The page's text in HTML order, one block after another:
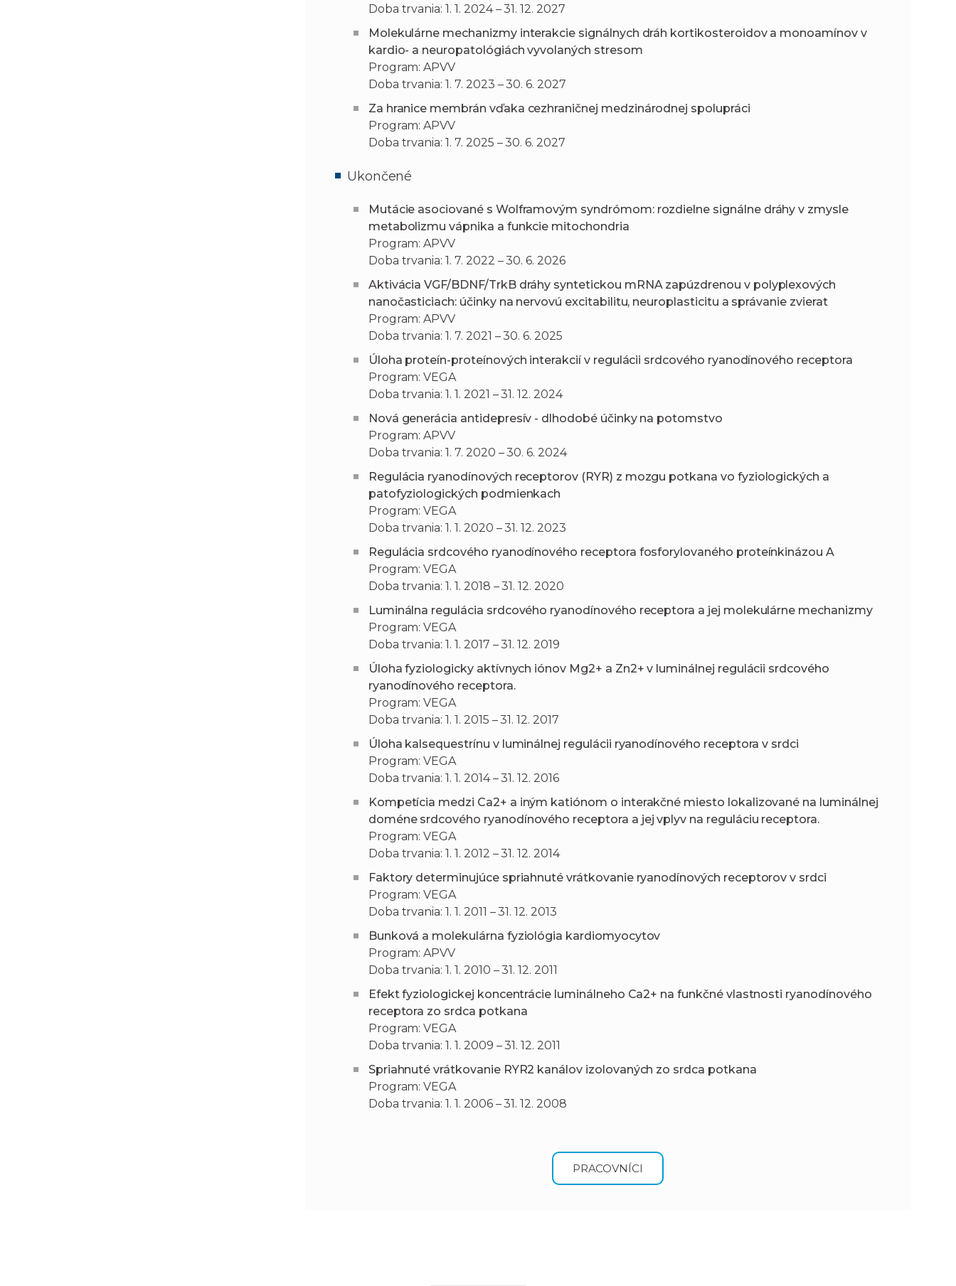
Doba trvania: 1. 1. 2024 – 31. 12. 2027
Molekulárne mechanizmy interakcie signálnych dráh kortikosteroidov a monoamínov v
kardio- a neuropatológiách vyvolaných stresom
Program: APVV
Doba trvania: 1. 7. 2023 – 30. 6. 2027
Za hranice membrán vďaka cezhraničnej medzinárodnej spolupráci
Program: APVV
Doba trvania: 1. 7. 2025 – 30. 6. 2027
Ukončené
Mutácie asociované s Wolframovým syndrómom: rozdielne signálne dráhy v zmysle
metabolizmu vápnika a funkcie mitochondria
Program: APVV
Doba trvania: 1. 7. 2022 – 30. 6. 2026
Aktivácia VGF/BDNF/TrkB dráhy syntetickou mRNA zapúzdrenou v polyplexových
nanočasticiach: účinky na nervovú excitabilitu, neuroplasticitu a správanie zvierat
Program: APVV
Doba trvania: 1. 7. 2021 – 30. 6. 2025
Úloha proteín-proteínových interakcií v regulácii srdcového ryanodínového receptora
Program: VEGA
Doba trvania: 1. 1. 2021 – 31. 12. 2024
Nová generácia antidepresív - dlhodobé účinky na potomstvo
Program: APVV
Doba trvania: 1. 7. 2020 – 30. 6. 2024
Regulácia ryanodínových receptorov (RYR) z mozgu potkana vo fyziologických a
patofyziologických podmienkach
Program: VEGA
Doba trvania: 1. 1. 2020 – 31. 12. 2023
Regulácia srdcového ryanodínového receptora fosforylovaného proteínkinázou A
Program: VEGA
Doba trvania: 1. 1. 2018 – 31. 12. 2020
Luminálna regulácia srdcového ryanodínového receptora a jej molekulárne mechanizmy
Program: VEGA
Doba trvania: 1. 1. 2017 – 31. 12. 2019
Úloha fyziologicky aktívnych iónov Mg2+ a Zn2+ v luminálnej regulácii srdcového
ryanodínového receptora.
Program: VEGA
Doba trvania: 1. 1. 2015 – 31. 12. 2017
Úloha kalsequestrínu v luminálnej regulácii ryanodínového receptora v srdci
Program: VEGA
Doba trvania: 1. 1. 2014 – 31. 12. 2016
Kompetícia medzi Ca2+ a iným katiónom o interakčné miesto lokalizované na luminálnej
doméne srdcového ryanodínového receptora a jej vplyv na reguláciu receptora.
Program: VEGA
Doba trvania: 1. 1. 2012 – 31. 12. 2014
Faktory determinujúce spriahnuté vrátkovanie ryanodínových receptorov v srdci
Program: VEGA
Doba trvania: 1. 1. 2011 – 31. 12. 2013
Bunková a molekulárna fyziológia kardiomyocytov
Program: APVV
Doba trvania: 1. 1. 2010 – 31. 12. 2011
Efekt fyziologickej koncentrácie luminálneho Ca2+ na funkčné vlastnosti ryanodínového
receptora zo srdca potkana
Program: VEGA
Doba trvania: 1. 1. 2009 – 31. 12. 2011
Spriahnuté vrátkovanie RYR2 kanálov izolovaných zo srdca potkana
Program: VEGA
Doba trvania: 1. 1. 2006 – 31. 12. 2008
PRACOVNÍCI